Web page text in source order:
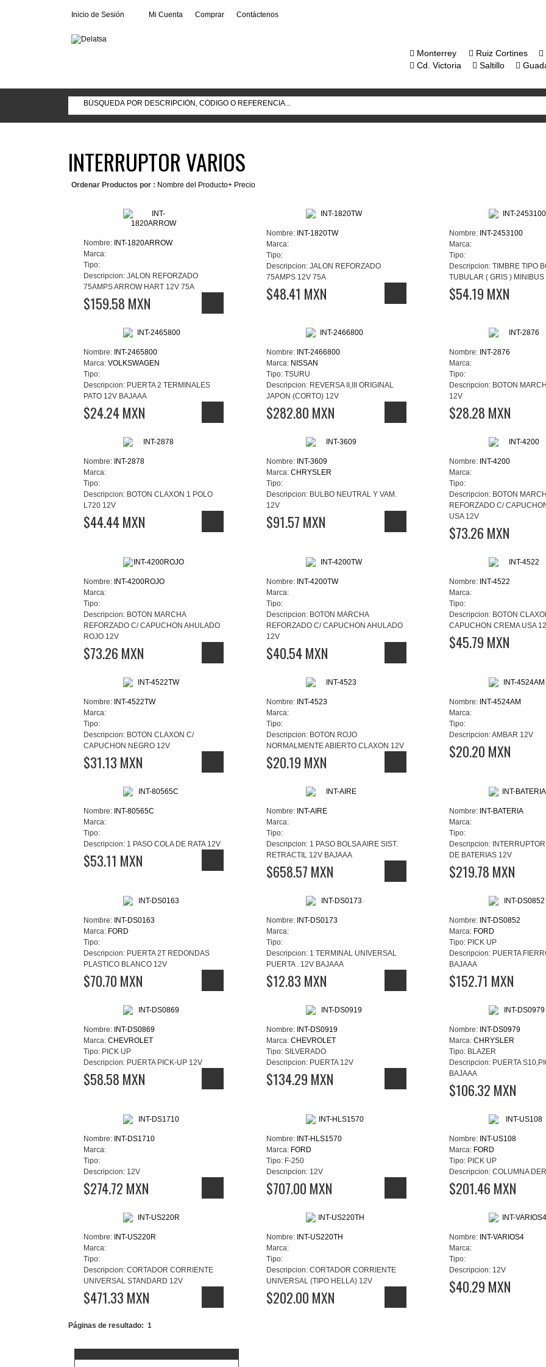
Inicio de Sesión Mi Cuenta Comprar Contáctenos
Monterrey Ruiz Cortines
Cd. Victoria
Saltillo
INTERRUPTOR VARIOS
Ordenar Productos por : Nombre del Producto+ Precio
Nombre: INT-1820ARROW
Marca:
Tipo:
Descripcion: JALON REFORZADO
75AMPS ARROW HART 12V 75A
$159.58 MXN
Nombre: INT-1820TW
Marca:
Tipo:
Descripcion: JALON REFORZADO
75AMPS 12V 75A
$48.41 MXN
Nombre: INT-2453100
Marca:
Tipo:
Descripcion: TIMBRE TIPO
TUBULAR ( GRIS ) MINIBUS
$54.19 MXN
Nombre: INT-2465800
Marca: VOLKSWAGEN
Tipo:
Descripcion: PUERTA 2 TERMINALES
PATO 12V BAJAAA
$24.24 MXN
Nombre: INT-2466800
Marca: NISSAN
Tipo: TSURU
Descripcion: REVERSA II,III ORIGINAL
JAPON (CORTO) 12V
$282.80 MXN
Nombre: INT-2876
Marca:
Tipo:
Descripcion: BOTON
12V
$28.28 MXN
Nombre: INT-2878
Marca:
Tipo:
Descripcion: BOTON CLAXON 1 POLO
L720 12V
$44.44 MXN
Nombre: INT-3609
Marca: CHRYSLER
Tipo:
Descripcion: BULBO NEUTRAL Y VAM.
12V
$91.57 MXN
Nombre: INT-4200
Marca:
Tipo:
Descripcion: BOTON
REFORZADO C/
USA 12V
$73.26 MXN
Nombre: INT-4200ROJO
Marca:
Tipo:
Descripcion: BOTON MARCHA
REFORZADO C/ CAPUCHON AHULADO
ROJO 12V
$73.26 MXN
Nombre: INT-4200TW
Marca:
Tipo:
Descripcion: BOTON MARCHA
REFORZADO C/ CAPUCHON AHULADO
12V
$40.54 MXN
Nombre: INT-4522
Marca:
Tipo:
Descripcion: BOTON
CAPUCHON CREMA USA
$45.79 MXN
Nombre: INT-4522TW
Marca:
Tipo:
Descripcion: BOTON CLAXON C/
CAPUCHON NEGRO 12V
$31.13 MXN
Nombre: INT-4523
Marca:
Tipo:
Descripcion: BOTON ROJO
NORMALMENTE ABIERTO CLAXON 12V
$20.19 MXN
Nombre: INT-4524AM
Marca:
Tipo:
Descripcion:AMBAR 12V
$20.20 MXN
Nombre: INT-80565C
Marca:
Tipo:
Descripcion: 1 PASO COLA DE RATA 12V
$53.11 MXN
Nombre: INT-AIRE
Marca:
Tipo:
Descripcion: 1 PASO BOLSA AIRE SIST.
RETRACTIL 12V BAJAAA
$658.57 MXN
Nombre: INT-BATERIA
Marca:
Tipo:
Descripcion:
DE BATERIAS 12V
$219.78 MXN
Nombre: INT-DS0163
Marca: FORD
Tipo:
Descripcion: PUERTA 2T REDONDAS
PLASTICO BLANCO 12V
$70.70 MXN
Nombre: INT-DS0173
Marca:
Tipo:
Descripcion: 1 TERMINAL UNIVERSAL
PUERTA . 12V BAJAAA
$12.83 MXN
Nombre: INT-DS0852
Marca: FORD
Tipo: PICK UP
Descripcion: PUERTA
BAJAAA
$152.71 MXN
Nombre: INT-DS0869
Marca: CHEVROLET
Tipo: PICK UP
Descripcion: PUERTA PICK-UP 12V
$58.58 MXN
Nombre: INT-DS0919
Marca: CHEVROLET
Tipo: SILVERADO
Descripcion: PUERTA 12V
$134.29 MXN
Nombre: INT-DS0979
Marca: CHRYSLER
Tipo: BLAZER
Descripcion: PUERTA
BAJAAA
$106.32 MXN
Nombre: INT-DS1710
Marca:
Tipo:
Descripcion: 12V
$274.72 MXN
Nombre: INT-HLS1570
Marca: FORD
Tipo: F-250
Descripcion: 12V
$707.00 MXN
Nombre: INT-US108
Marca: FORD
Tipo: PICK UP
Descripcion: COLUMNA
$201.46 MXN
Nombre: INT-US220R
Marca:
Tipo:
Descripcion: CORTADOR CORRIENTE
UNIVERSAL STANDARD 12V
$471.33 MXN
Nombre: INT-US220TH
Marca:
Tipo:
Descripcion: CORTADOR CORRIENTE
UNIVERSAL (TIPO HELLA) 12V
$202.00 MXN
Nombre: INT-VARIOS4
Marca:
Tipo:
Descripcion: 12V
$40.29 MXN
Páginas de resultado: 1